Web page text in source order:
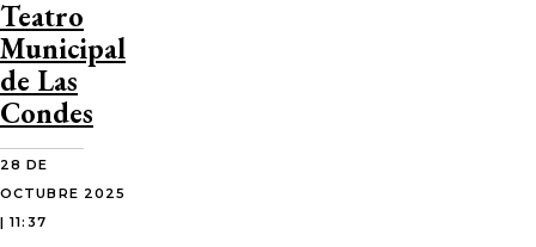
Teatro
Municipal
de Las
Condes
28 DE
OCTUBRE 2025
| 11:37